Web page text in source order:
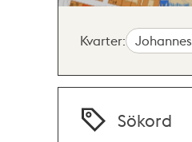
Kvarter:
Sökord